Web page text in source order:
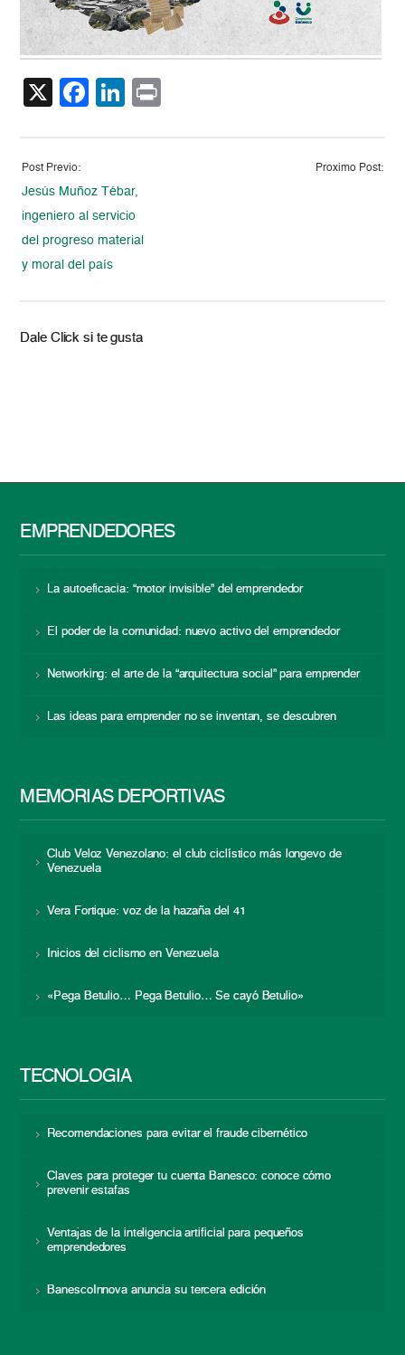
X Facebook
LinkedIn
Post Previo:
Jesús Muñoz Tébar,
ingeniero al servicio
del progreso material
y moral del país
Proximo Post:
Dale Click si te gusta
EMPRENDEDORES
La autoeficacia: “motor invisible” del emprendedor
El poder de la comunidad: nuevo activo del emprendedor
Networking: el arte de la “arquitectura social” para emprender
Las ideas para emprender no se inventan, se descubren
MEMORIAS DEPORTIVAS
Club Veloz Venezolano: el club ciclístico más longevo de
Venezuela
Vera Fortique: voz de la hazaña del 41
Inicios del ciclismo en Venezuela
«Pega Betulio… Pega Betulio… Se cayó Betulio»
TECNOLOGÍA
Recomendaciones para evitar el fraude cibernético
Claves para proteger tu cuenta Banesco: conoce cómo
prevenir estafas
Ventajas de la inteligencia artificial para pequeños
emprendedores
BanescoInnova anuncia su tercera edición